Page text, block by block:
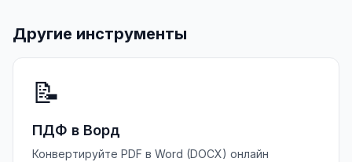
Другие инструменты
📝
ПДФ в Ворд
Конвертируйте PDF в Word (DOCX) онлайн